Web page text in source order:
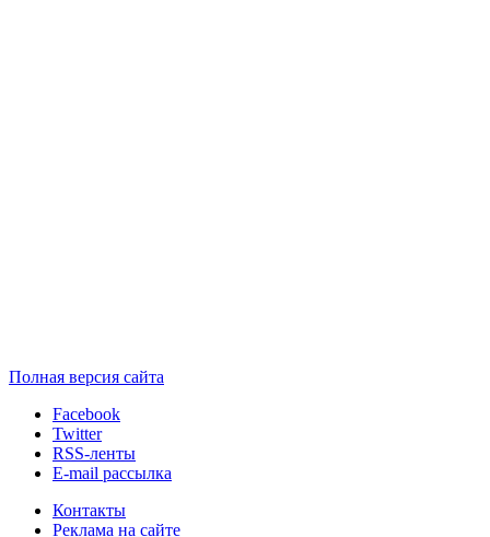
Полная версия сайта
Facebook
Twitter
RSS-ленты
E-mail рассылка
Контакты
Реклама на сайте